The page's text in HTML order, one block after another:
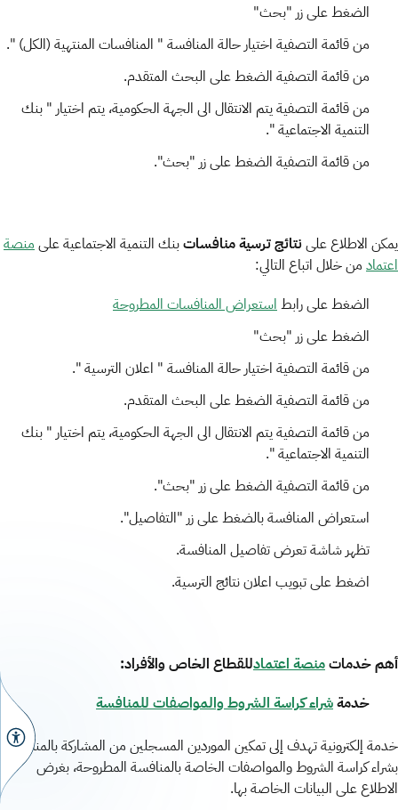
الضغط على زر "بحث"
من قائمة التصفية اختيار حالة المنافسة " المنافسات المنتهية (الكل) ".
من قائمة التصفية الضغط على البحث المتقدم.
من قائمة التصفية يتم الانتقال الى الجهة الحكومية، يتم اختيار " بنك
التنمية الاجتماعية ".
من قائمة التصفية الضغط على زر "بحث".
يمكن الاطلاع على نتائج ترسية منافساتبنك التنمية الاجتماعية علىمنصة
اعتماد من خلال اتباع التالي:
الضغط على رابطاستعراض المنافسات المطروحة
الضغط على زر "بحث"
من قائمة التصفية اختيار حالة المنافسة " اعلان الترسية ".
من قائمة التصفية الضغط على البحث المتقدم.
من قائمة التصفية يتم الانتقال الى الجهة الحكومية، يتم اختيار " بنك
التنمية الاجتماعية ".
من قائمة التصفية الضغط على زر "بحث".
استعراض المنافسة بالضغط على زر "التفاصيل".
تظهر شاشة تعرض تفاصيل المنافسة.
اضغط على تبويب اعلان نتائج الترسية.
أهم خدماتمنصة اعتمادللقطاع الخاص والأفراد:
خدمةشراء كراسة الشروط والمواصفات للمنافسة
خدمة إلكترونية تهدف إلى تمكين الموردين المسجلين من المشاركة بالمنافسة
بشراء كراسة الشروط والمواصفات الخاصة بالمنافسة المطروحة، بغرض
الاطلاع على البيانات الخاصة بها.